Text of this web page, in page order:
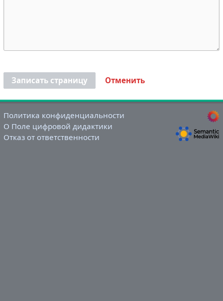
Записать страницу Отменить
Политика конфиденциальности
О Поле цифровой дидактики
Отказ от ответственности